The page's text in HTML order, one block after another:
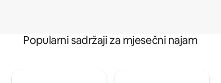
Popularni sadržaji za mjesečni najam